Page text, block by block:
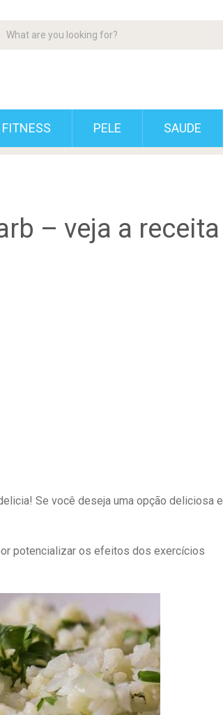
FITNESS PELE SAUDE
– veja a receita
Se você deseja uma opção deliciosa e
potencializar os efeitos dos exercícios